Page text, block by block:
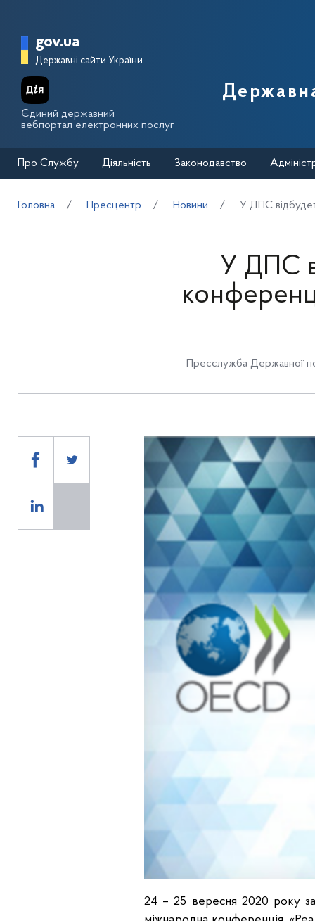
Головна сторінка Державної
gov.ua
Державні сайти України
Єдиний державний
вебпортал електронних послуг
Про Службу Діяльність Законодавство
Головна Пресцентр Новини У ДПС
У ДПС
Пресслужба Державної
24 – 25 вересня 2020 року за